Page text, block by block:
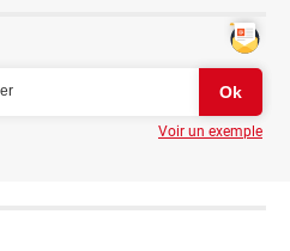
Voir un exemple